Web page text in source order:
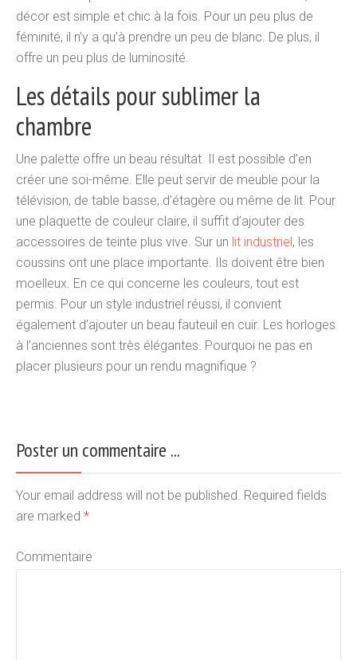
décor est simple et chic à la fois. Pour un peu plus de
féminité, il n’y a qu’à prendre un peu de blanc. De plus, il
offre un peu plus de luminosité.
Les détails pour sublimer la
chambre
Une palette offre un beau résultat. Il est possible d’en
créer une soi-même. Elle peut servir de meuble pour la
télévision, de table basse, d’étagère ou même de lit. Pour
une plaquette de couleur claire, il suffit d’ajouter des
accessoires de teinte plus vive. Sur un lit industriel, les
coussins ont une place importante. Ils doivent être bien
moelleux. En ce qui concerne les couleurs, tout est
permis. Pour un style industriel réussi, il convient
également d’ajouter un beau fauteuil en cuir. Les horloges
à l’anciennes sont très élégantes. Pourquoi ne pas en
placer plusieurs pour un rendu magnifique ?
Poster un commentaire ...
Your email address will not be published. Required fields
are marked *
Commentaire